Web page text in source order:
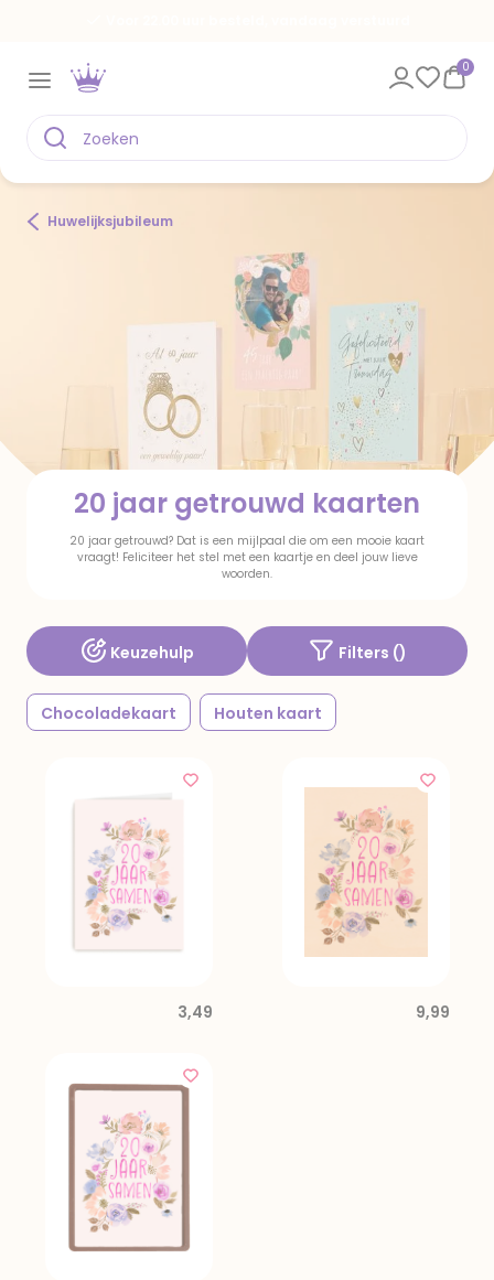
0
Huwelijksjubileum
20 jaar getrouwd kaarten
20 jaar getrouwd? Dat is een mijlpaal die om een mooie kaart
vraagt! Feliciteer het stel met een kaartje en deel jouw lieve
woorden.
Keuzehulp Filters ()
Chocoladekaart Houten kaart
3,49 9,99